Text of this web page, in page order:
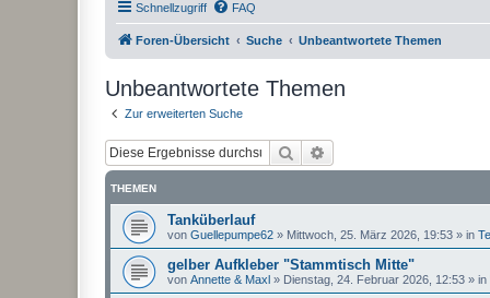
Schnellzugriff FAQ
Foren-Übersicht Suche Unbeantwortete Themen
Unbeantwortete Themen
Zur erweiterten Suche
Suche
THEMEN
Tanküberlauf
von Guellepumpe62 » Mittwoch, 25. März 2026, 19:53 » in
gelber Aufkleber "Stammtisch Mitte"
von Annette & Maxl » Dienstag, 24. Februar 2026, 12:53 » in